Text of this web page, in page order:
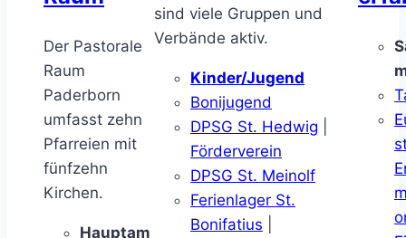
Der Pastorale
Raum
Paderborn
umfasst zehn
Pfarreien mit
fünfzehn
Kirchen.
Hauptam
sind viele Gruppen und
Verbände aktiv.
Kinder/Jugend
Bonijugend
DPSG St. Hedwig
Förderverein
DPSG St. Meinolf
Ferienlager St.
Bonifatius